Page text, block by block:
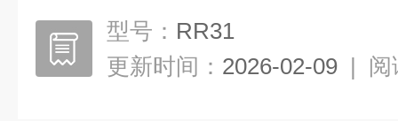
型号： RR31
更新时间： 2026-02-09 | 阅